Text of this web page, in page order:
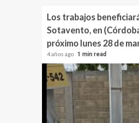
Los trabajos
Sotavento, en
próximo lunes 28 de
4 años ago 1 min read